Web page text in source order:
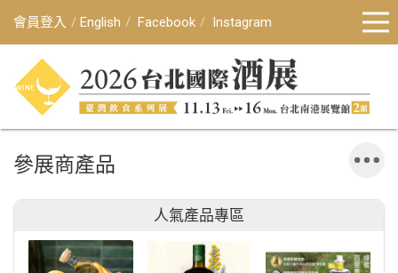
會員登入 English Facebook Instagram
參展商產品
人氣產品專區